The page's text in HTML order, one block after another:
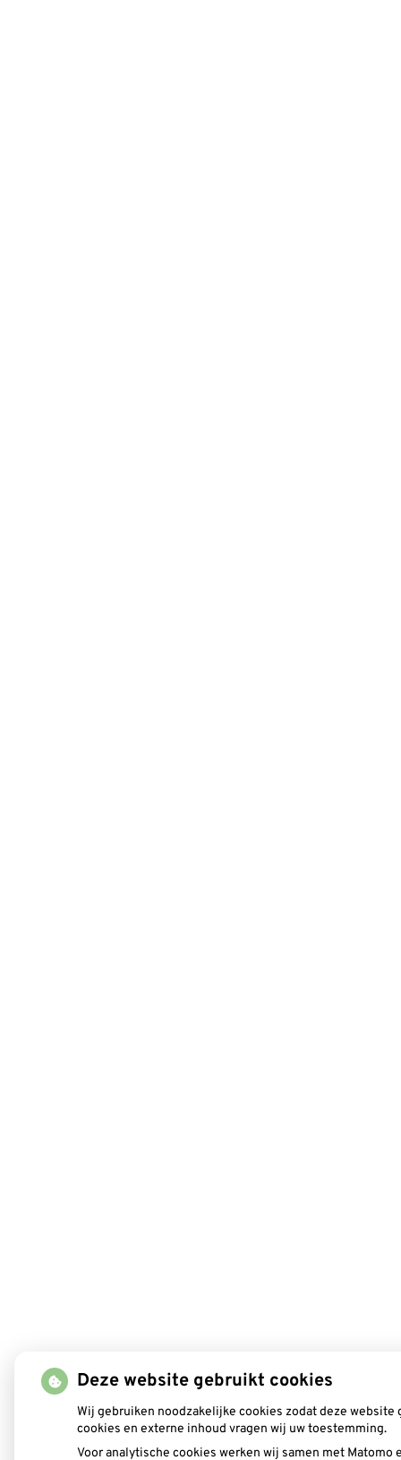
Deze website gebruikt cookies
Wij gebruiken noodzakelijke cookies zodat deze website
cookies en externe inhoud vragen wij uw toestemming.
Voor analytische cookies werken wij samen met Matomo